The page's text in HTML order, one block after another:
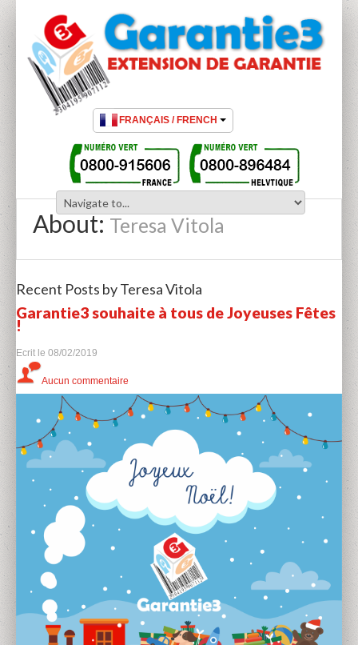
About:Teresa Vitola
Recent Posts by Teresa Vitola
Garantie3 souhaite à tous de Joyeuses Fêtes
!
Ecrit le 08/02/2019
Aucun commentaire